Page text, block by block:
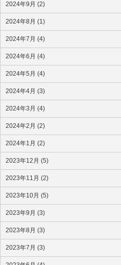
2024年9月 (2)
2024年8月 (1)
2024年7月 (4)
2024年6月 (4)
2024年5月 (4)
2024年4月 (3)
2024年3月 (4)
2024年2月 (2)
2024年1月 (2)
2023年12月 (5)
2023年11月 (2)
2023年10月 (5)
2023年9月 (3)
2023年8月 (3)
2023年7月 (3)